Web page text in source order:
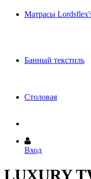
Матрасы
Банный текстиль
Столовая
Вход
LUXURY